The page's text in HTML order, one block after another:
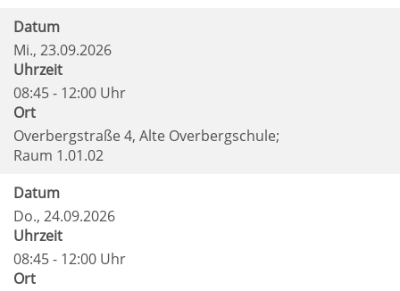
Datum
Mi., 23.09.2026
Uhrzeit
08:45 - 12:00 Uhr
Ort
Overbergstraße 4, Alte Overbergschule;
Raum 1.01.02
Datum
Do., 24.09.2026
Uhrzeit
08:45 - 12:00 Uhr
Ort